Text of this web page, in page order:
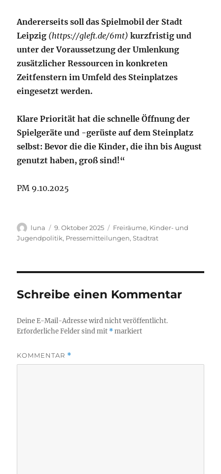
Andererseits soll das Spielmobil der Stadt
Leipzig (https://gleft.de/6mt) kurzfristig und
unter der Voraussetzung der Umlenkung
zusätzlicher Ressourcen in konkreten
Zeitfenstern im Umfeld des Steinplatzes
eingesetzt werden.
Klare Priorität hat die schnelle Öffnung der
Spielgeräte und -gerüste auf dem Steinplatz
selbst: Bevor die die Kinder, die ihn bis August
genutzt haben, groß sind!“
PM 9.10.2025
Autor
luna
Veröffentlicht
am
9. Oktober 2025 Kategorien
Freiräume, Kinder- und
Jugendpolitik, Pressemitteilungen,Stadtrat
Schreibe einen Kommentar
Deine E-Mail-Adresse wird nicht veröffentlicht.
Erforderliche Felder sind mit *markiert
KOMMENTAR *